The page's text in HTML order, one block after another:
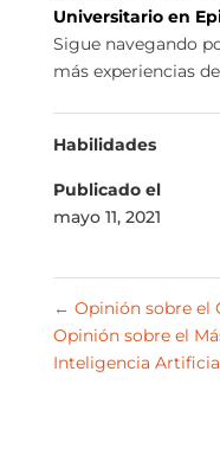
Universitario en
Sigue navegando
más experiencias
Habilidades
Publicado el
mayo 11, 2021
← Opinión sobre el
Opinión sobre el
Inteligencia